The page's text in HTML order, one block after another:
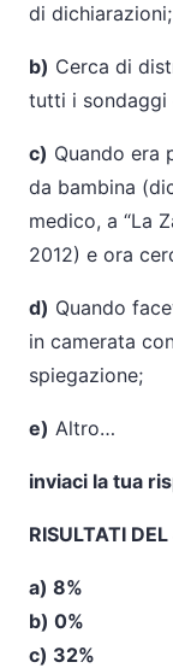
di dichiarazioni;
b) Cerca di
tutti i sondaggi
c) Quando era
da bambina
medico, a “La
2012) e ora
d) Quando
in camerata
spiegazione;
e) Altro…
inviaci la tua
RISULTATI
a) 8%
b) 0%
c) 32%